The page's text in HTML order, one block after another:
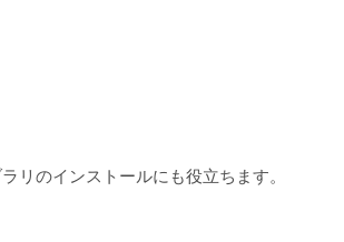
リのインストールにも役立ちます。